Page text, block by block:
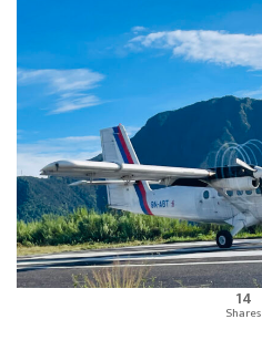
14
Shares